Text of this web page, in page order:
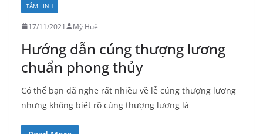
TÂM LINH
17/11/2021 Mỹ Huệ
Hướng dẫn cúng thượng lương
chuẩn phong thủy
Có thể bạn đã nghe rất nhiều về lễ cúng thượng lương
nhưng không biết rõ cúng thượng lương là